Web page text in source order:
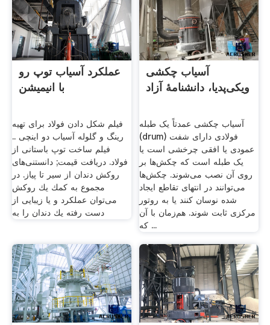
عملکرد آسیاب توپ رو
با انیمیشن
فیلم شکل دادن فولاد برای تهیه
رینگ و گلوله آسیاب دو اینچی ..
فیلم ساخت توپ باستانی از
فولاد. دریافت قیمت; دانستنی‌های
روکش دندان از سیر تا پیاز. در
مجموع به كمك یك روكش
می‌توان عملكرد و یا زیبایی از
دست رفته یك دندان را به
آسیاب چکشی
ویکی‌پدیا، دانشنامهٔ آزاد
آسیاب چکشی عمدتاً یک طبله
(drum) فولادی دارای شفت
عمودی یا افقی چرخشی است یا
یک طبله است که چکش‌ها بر
روی آن نصب می‌شوند. چکش‌ها
می‌توانند در انتهای تقاطع ایجاد
شده نوسان کنند یا به روتور
مرکزی ثابت شوند. هم‌زمان با آن
که ...